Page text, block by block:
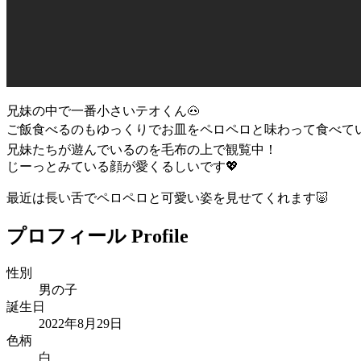
兄妹の中で一番小さいテオくん🐽
ご飯食べるのもゆっくりでお皿をペロペロと味わって食べて
兄妹たちが遊んでいるのを毛布の上で観覧中！
じーっとみている顔が愛くるしいです💖
最近は長い舌でペロペロと可愛い姿を見せてくれます🐷
プロフィール Profile
性別
男の子
誕生日
2022年8月29日
色柄
白